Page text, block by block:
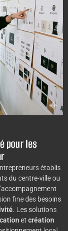
pour les
établis
du centre-ville ou
fine des besoins
. Les solutions
et création